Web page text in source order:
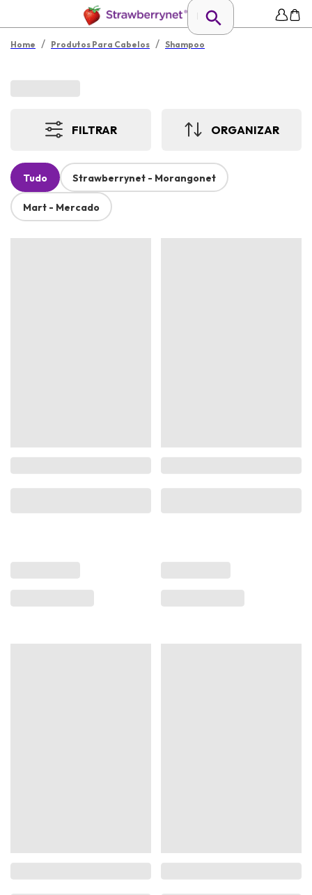
Home / Produtos Para Cabelos / Shampoo
FILTRAR ORGANIZAR
Tudo Strawberrynet - Morangonet
Mart - Mercado